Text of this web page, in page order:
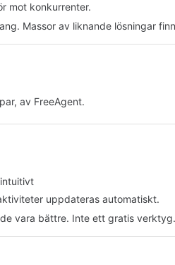
mot konkurrenter.
Massor av liknande lösningar
av FreeAgent.
uppdateras automatiskt.
vara bättre. Inte ett gratis verktyg.